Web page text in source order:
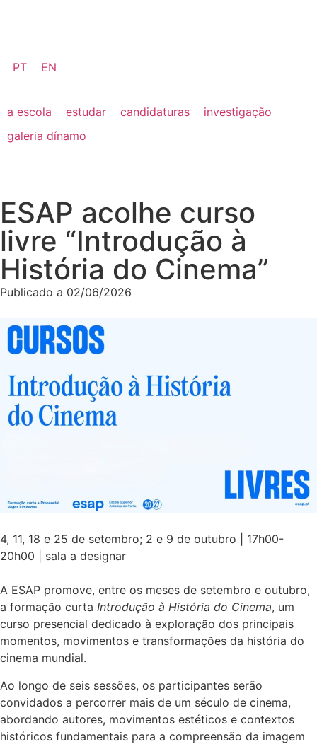
PT EN
a escola estudar candidaturas
investigação
galeria dínamo
ESAP acolhe curso
livre “Introdução à
História do Cinema”
Publicado a 02/06/2026
4, 11, 18 e 25 de setembro; 2 e 9 de outubro | 17h00-
20h00 | sala a designar
A ESAP promove, entre os meses de setembro e outubro,
a formação curta Introdução à História do Cinema, um
curso presencial dedicado à exploração dos principais
momentos, movimentos e transformações da história do
cinema mundial.
Ao longo de seis sessões, os participantes serão
convidados a percorrer mais de um século de cinema,
abordando autores, movimentos estéticos e contextos
históricos fundamentais para a compreensão da imagem